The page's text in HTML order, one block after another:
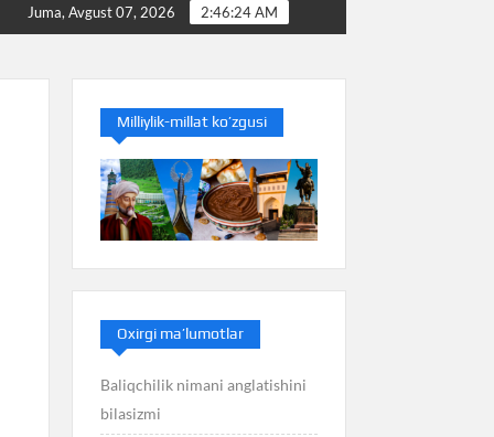
nimani anglatishini bilasizmi
Juma, Avgust 07, 2026 2:46:25 AM
Milliylik-millat ko’zgusi
Oxirgi ma’lumotlar
Baliqchilik nimani anglatishini
bilasizmi